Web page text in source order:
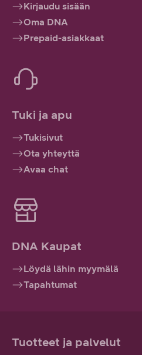
Kirjaudu sisään
Oma DNA
Prepaid-asiakkaat
Tuki ja apu
Tukisivut
Ota yhteyttä
Avaa chat
DNA Kaupat
Löydä lähin myymälä
Tapahtumat
Tuotteet ja palvelut